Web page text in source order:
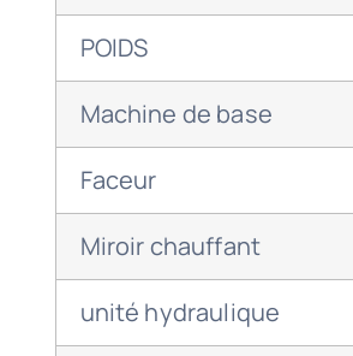
POIDS
Machine de base
Faceur
Miroir chauffant
unité hydraulique